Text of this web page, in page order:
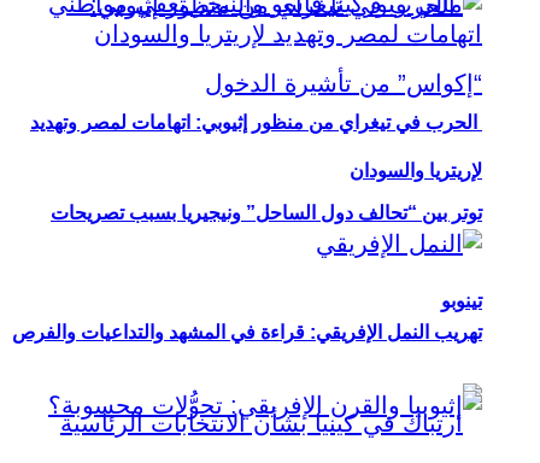
توتر بين “تحالف دول الساحل” ونيجيريا بسبب تصريحات
تينوبو
الحرب في تيغراي من منظور إثيوبي: اتهامات لمصر وتهديد
لإريتريا والسودان
تهريب النمل الإفريقي: قراءة في المشهد والتداعيات والفرص